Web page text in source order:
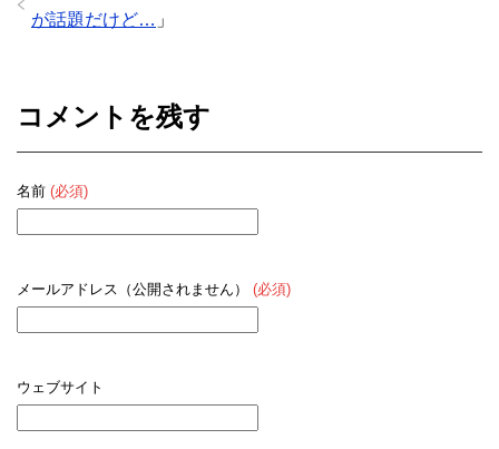
が話題だけど… 」
コメントを残す
名前 (必須)
メールアドレス（公開されません） (必須)
ウェブサイト